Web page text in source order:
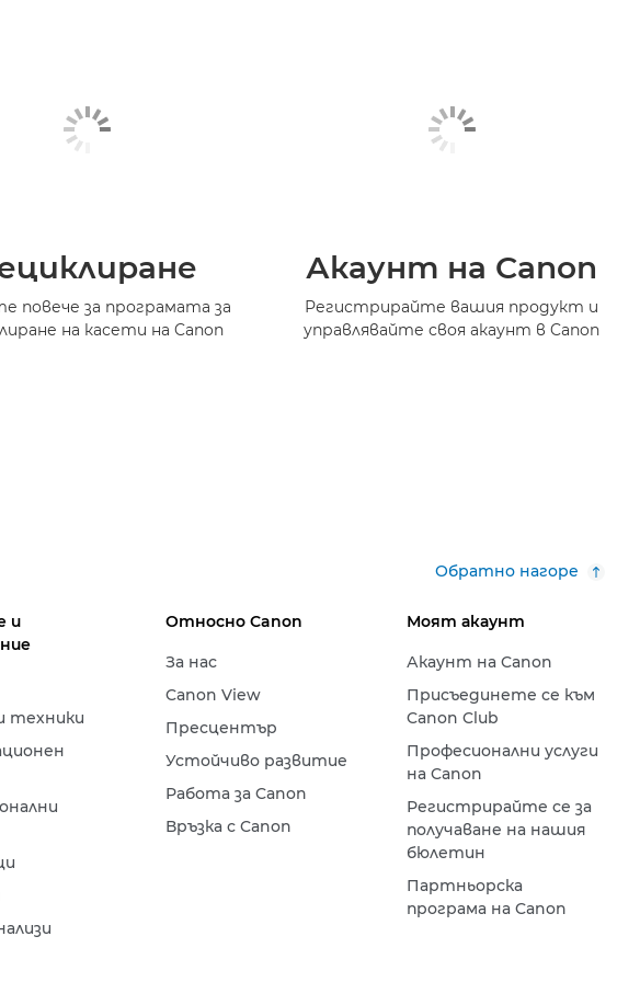
повече за програмата за
на касети на Canon
Акаунт на Canon
Регистрирайте вашия продукт и
управлявайте своя акаунт в Canon
Обратно нагоре
и
техники
Относно Canon
За нас
Canon View
Пресцентър
Устойчиво развитие
Работа за Canon
Връзка с Canon
Моят акаунт
Акаунт на Canon
Присъединете се към
Canon Club
Професионални услуги
на Canon
Регистрирайте се за
получаване на нашия
бюлетин
Партньорска
програма на Canon